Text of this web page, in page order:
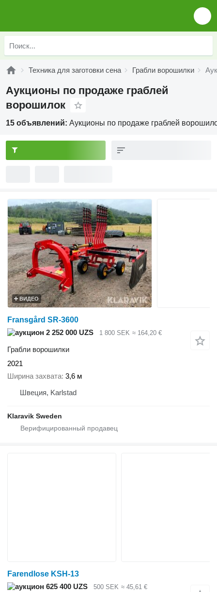
Техника для заготовки сена Грабли ворошилки
Аукционы по продаже граблей
ворошилок
15 объявлений: Аукционы по продаже граблей
ВИДЕО
Fransgård SR-3600
2 252 000 UZS
1 800 SEK ≈ 164,20 €
Грабли ворошилки
2021
Ширина захвата 3,6 м
Швеция, Karlstad
Klaravik Sweden
Farendlose KSH-13
625 400 UZS
500 SEK ≈ 45,61 €